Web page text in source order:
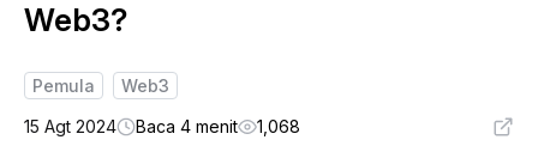
Web3?
Pemula
Web3
15 Agt 2024
Baca 4 menit 1,068